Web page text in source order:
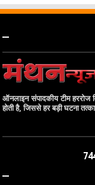
–
ऑनलाइन संपादकीय टीम हररोज
होती है, जिससे हर बड़ी घटना
–